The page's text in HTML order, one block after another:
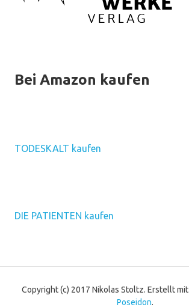
Bei Amazon kaufen
TODESKALT kaufen
DIE PATIENTEN kaufen
Copyright (c) 2017 Nikolas Stoltz. Erstellt mit
Poseidon.